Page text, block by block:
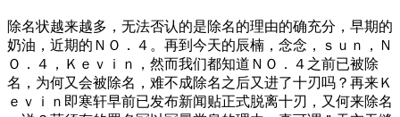
除名状越来越多，无法否认的是除名的理由的确充分，早期的
奶油，近期的ＮＯ．４。再到今天的辰楠，念念，ｓｕｎ，Ｎ
Ｏ．４，Ｋｅｖｉｎ，然而我们都知道ＮＯ．４之前已被除
名，为何又会被除名，难不成除名之后又进了十刃吗？再来Ｋ
ｅｖｉｎ即寒轩早前已发布新闻贴正式脱离十刃，又何来除名